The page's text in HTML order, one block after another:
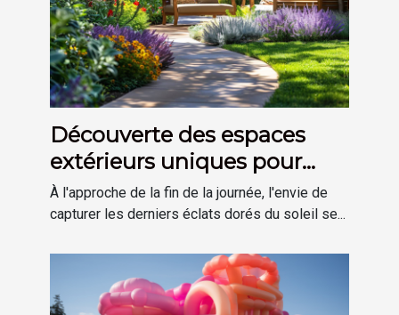
Découverte des espaces
extérieurs uniques pour
profiter des derniers rayons
du soleil
À l'approche de la fin de la journée, l'envie de
capturer les derniers éclats dorés du soleil se...